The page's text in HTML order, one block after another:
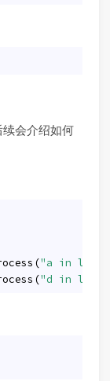
会介绍如何
"a in list"
"d in list"